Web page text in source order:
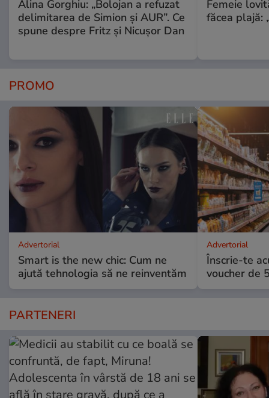
Alina Gorghiu: „Bolojan a refuzat
delimitarea de Simion și AUR”. Ce
spune despre Fritz și Nicușor Dan
Femeie
făcea plajă:
PROMO
Advertorial
Smart is the new chic: Cum ne
ajută tehnologia să ne reinventăm
Advertorial
Înscrie-te
voucher de
PARTENERI